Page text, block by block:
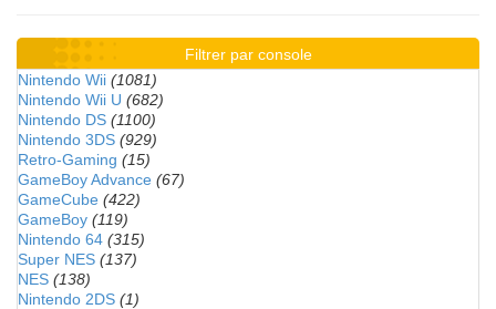
Filtrer par console
Nintendo Wii (1081)
Nintendo Wii U (682)
Nintendo DS (1100)
Nintendo 3DS (929)
Retro-Gaming (15)
GameBoy Advance (67)
GameCube (422)
GameBoy (119)
Nintendo 64 (315)
Super NES (137)
NES (138)
Nintendo 2DS (1)